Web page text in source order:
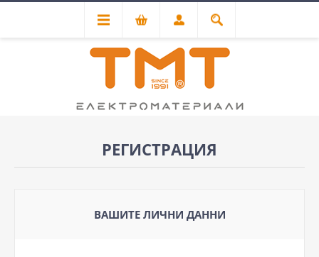
РЕГИСТРАЦИЯ
ВАШИТЕ ЛИЧНИ ДАННИ